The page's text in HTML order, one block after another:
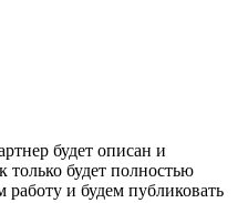
будет описан и
только будет полностью
и будем публиковать